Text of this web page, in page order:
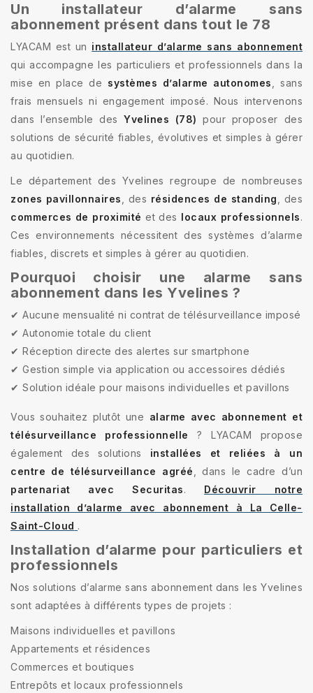
Un installateur d’alarme sans
abonnement présent dans tout le 78
LYACAM est un installateur d’alarme sans abonnement
qui accompagne les particuliers et professionnels dans la
mise en place de systèmes d’alarme autonomes
, sans
frais mensuels ni engagement imposé. Nous intervenons
dans l’ensemble desYvelines (78) pour proposer des
solutions de sécurité fiables, évolutives et simples à gérer
au quotidien.
Le département des Yvelines regroupe de nombreuses
zones pavillonnaires
, des résidences de standing , des
commerces de proximité et des locaux professionnels.
Ces environnements nécessitent des systèmes d’alarme
fiables, discrets et simples à gérer au quotidien.
Pourquoi choisir une alarme sans
abonnement dans les Yvelines ?
✔ Aucune mensualité ni contrat de télésurveillance imposé
✔ Autonomie totale du client
✔ Réception directe des alertes sur smartphone
✔ Gestion simple via application ou accessoires dédiés
✔ Solution idéale pour maisons individuelles et pavillons
Vous souhaitez plutôt une alarme avec abonnement et
télésurveillance professionnelle
? LYACAM propose
également des solutions installées et reliées à un
centre de télésurveillance agréé , dans le cadre d’un
partenariat avec Securitas. Découvrir notre
installation d’alarme avec abonnement à La Celle-
Saint-Cloud .
Installation d’alarme pour particuliers et
professionnels
Nos solutions d’alarme sans abonnement dans les Yvelines
sont adaptées à différents types de projets :
Maisons individuelles et pavillons
Appartements et résidences
Commerces et boutiques
Entrepôts et locaux professionnels